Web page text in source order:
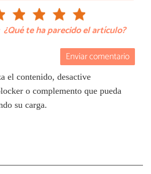
¿Qué te ha parecido el artículo?
Enviar comentario
el contenido, desactive
o complemento que pueda
su carga.